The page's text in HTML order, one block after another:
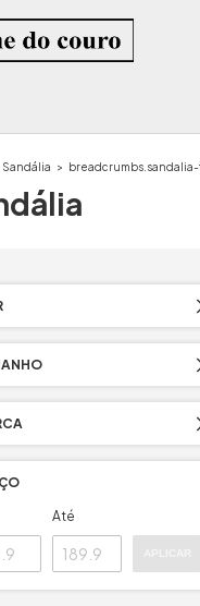
Sandália >
Até